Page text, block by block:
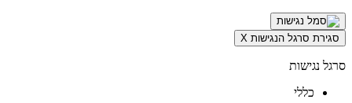
סגירת סרגל הנגישות X
סרגל נגישות
כללי